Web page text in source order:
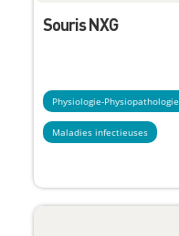
Souris NXG
Physiologie-Physiopathologie
Maladies infectieuses